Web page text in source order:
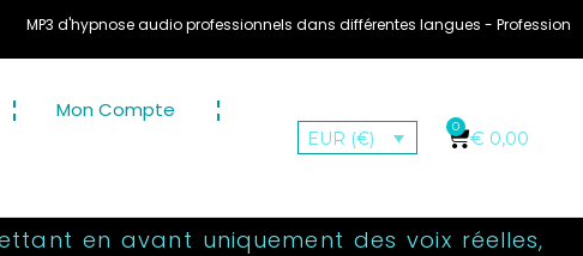
audio professionnels dans différentes langues - Professionele Audio
Mon Compte
EUR (€) € 0,00
0
en avant uniquement des voix réelles,